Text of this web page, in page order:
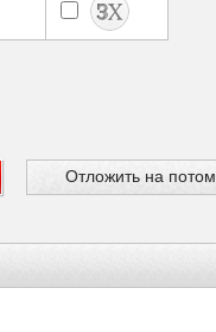
Отложить на потом